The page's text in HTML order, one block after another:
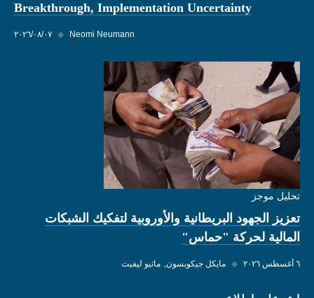
Breakthrough, Implementation Uncertainty
٠٧‏/٠٨‏/٢٠٢٦ ◆ Neomi Neumann
تحليل موجز
تعزيز الجهود البريطانية والأوروبية لتفكيك الشبكات
المالية لحركة "حماس"
٦ أغسطس ٢٠٢٦ ◆ مايكل جيكوبسون ماثيو ليفيت